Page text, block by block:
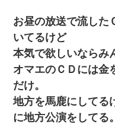
『わかんない！』って怒
「話してみるよ」→ 後日・
わい(42)渋谷の夜のサービ
ｗｗｗｗｗｗｗｗ
転職先が決まったので退職
「簡単には辞めさせない
反論をしてみた
お昼の放送で流した
いてるけど
本気で欲しいならみ
オマエのＣＤには金
だけ。
地方を馬鹿にしてる
に地方公演をしてる。